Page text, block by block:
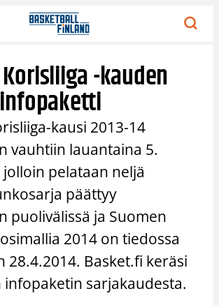
-kauden
kausi 2013-14
vauhtiin lauantaina 5.
pelataan neljä
päättyy
puolivälissä ja Suomen
2014 on tiedossa
28.4.2014. Basket.fi keräsi
infopaketin sarjakaudesta.